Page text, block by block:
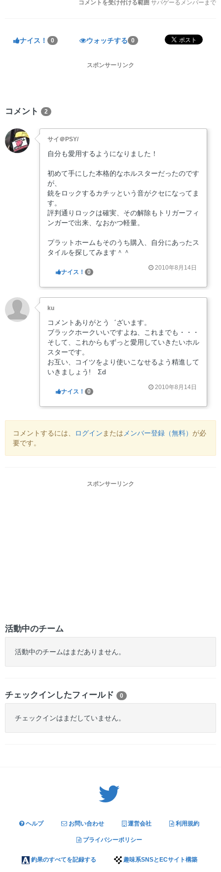
コメントを受け付ける範囲 サバゲーるメンバーまで
ナイス！ 0 ウォッチする 0
スポンサーリンク
コメント 2
サイ＠PSY/
自分も愛用するようになりました！
初めて手にした本格的なホルスターだったのです
が、
銃をロックするカチッという音がクセになってま
す。
評判通りロックは確実、その解除もトリガーフィ
ンガーで出来、なおかつ軽量。
プラットホームもそのうち購入、自分にあったス
タイルを探してみます＾＾
2010年8月14日
ナイス！ 0
ku
コメントありがとう゛ざいます。
ブラックホークいいですよね、これまでも・・・
そして、これからもずっと愛用していきたいホル
スターです。
お互い、コイツをより使いこなせるよう精進して
いきましょう! Σd
2010年8月14日
ナイス！ 0
コメントするには、 ログイン または メンバー登録（無料） が必
要です。
スポンサーリンク
活動中のチーム
活動中のチームはまだありません。
チェックインしたフィールド 0
チェックインはまだしていません。
ヘルプ お問い合わせ 運営会社 利用規約
プライバシーポリシー
釣果のすべてを記録する 趣味系SNSとECサイト構築